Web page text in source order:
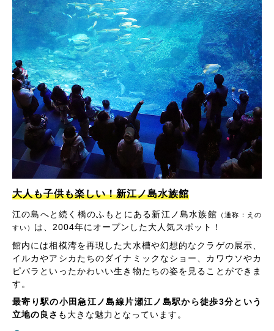
大人も子供も楽しい！新江ノ島水族館
江の島へと続く橋のふもとにある新江ノ島水族館 （通称：えの
すい） は、2004年にオープンした大人気スポット！
館内には相模湾を再現した大水槽や幻想的なクラゲの展示、
イルカやアシカたちのダイナミックなショー、カワウソやカ
ピバラといったかわいい生き物たちの姿を見ることができま
す。
最寄り駅の小田急江ノ島線片瀬江ノ島駅から徒歩3分という
立地の良さ も大きな魅力となっています。